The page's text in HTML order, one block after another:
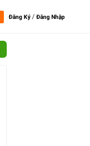
Đăng Ký /Đăng Nhập